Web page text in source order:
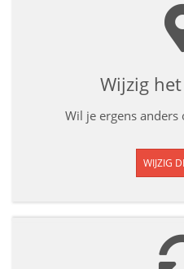
Wijzig
Wil je ergens
WIJZIG